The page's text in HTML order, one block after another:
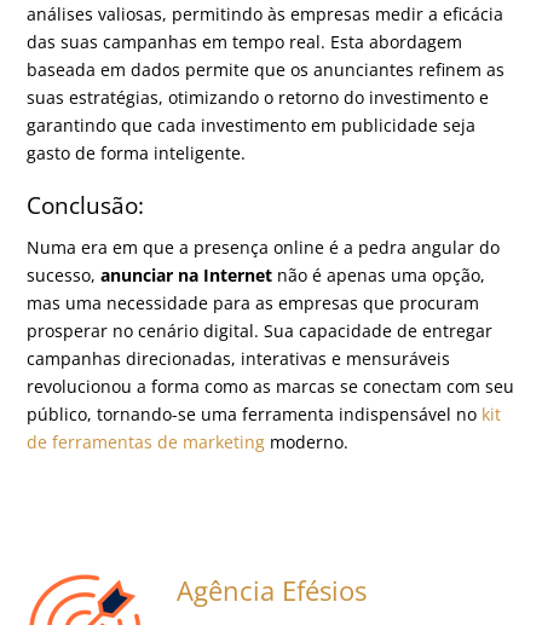
análises valiosas, permitindo às empresas medir a eficácia
das suas campanhas em tempo real. Esta abordagem
baseada em dados permite que os anunciantes refinem as
suas estratégias, otimizando o retorno do investimento e
garantindo que cada investimento em publicidade seja
gasto de forma inteligente.
Conclusão:
Numa era em que a presença online é a pedra angular do
sucesso,anunciar na Internet não é apenas uma opção,
mas uma necessidade para as empresas que procuram
prosperar no cenário digital. Sua capacidade de entregar
campanhas direcionadas, interativas e mensuráveis ​​
revolucionou a forma como as marcas se conectam com seu
público, tornando-se uma ferramenta indispensável no kit
de ferramentas de marketing moderno.
Agência Efésios